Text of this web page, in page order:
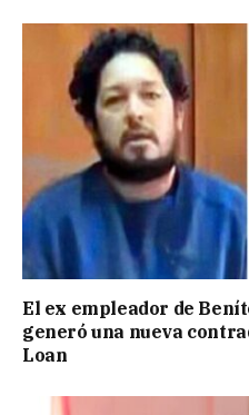
El ex empleador de
generó una nueva
Loan